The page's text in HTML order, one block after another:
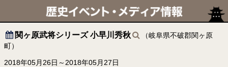
関ヶ原武将シリーズ 小早川秀秋
（岐阜県不破郡関ヶ原
町）
2018年05月26日～2018年05月27日